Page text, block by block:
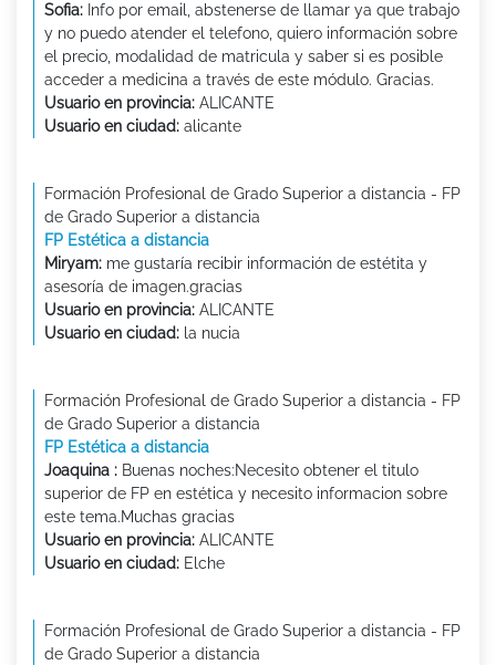
Sofia: Info por email, abstenerse de llamar ya que trabajo
y no puedo atender el telefono, quiero información sobre
el precio, modalidad de matricula y saber si es posible
acceder a medicina a través de este módulo. Gracias.
Usuario en provincia: ALICANTE
Usuario en ciudad: alicante
Formación Profesional de Grado Superior a distancia - FP
de Grado Superior a distancia
FP Estética a distancia
Miryam: me gustaría recibir información de estétita y
asesoría de imagen.gracias
Usuario en provincia: ALICANTE
Usuario en ciudad: la nucia
Formación Profesional de Grado Superior a distancia - FP
de Grado Superior a distancia
FP Estética a distancia
Joaquina : Buenas noches:Necesito obtener el titulo
superior de FP en estética y necesito informacion sobre
este tema.Muchas gracias
Usuario en provincia: ALICANTE
Usuario en ciudad: Elche
Formación Profesional de Grado Superior a distancia - FP
de Grado Superior a distancia